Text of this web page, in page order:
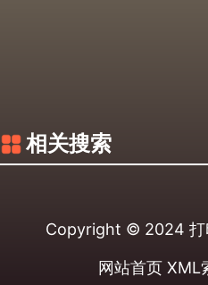
相关搜索
Copyright © 2024
网站首页 XML